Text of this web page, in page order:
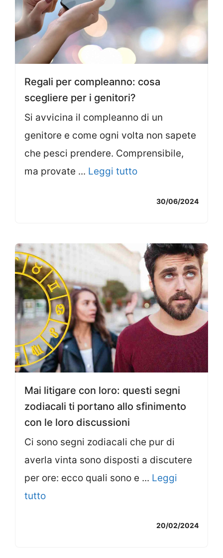
Regali per compleanno: cosa
scegliere per i genitori?
Si avvicina il compleanno di un
genitore e come ogni volta non sapete
che pesci prendere. Comprensibile,
ma provate ... Leggi tutto
30/06/2024
Mai litigare con loro: questi segni
zodiacali ti portano allo sfinimento
con le loro discussioni
Ci sono segni zodiacali che pur di
averla vinta sono disposti a discutere
per ore: ecco quali sono e ... Leggi
tutto
20/02/2024